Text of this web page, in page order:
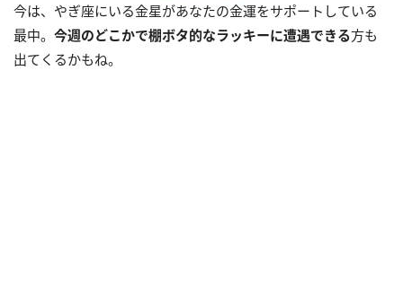
今は、やぎ座にいる金星があなたの金運をサポートしている
最中。 今週のどこかで棚ボタ的なラッキーに遭遇できる方も
出てくるかもね。